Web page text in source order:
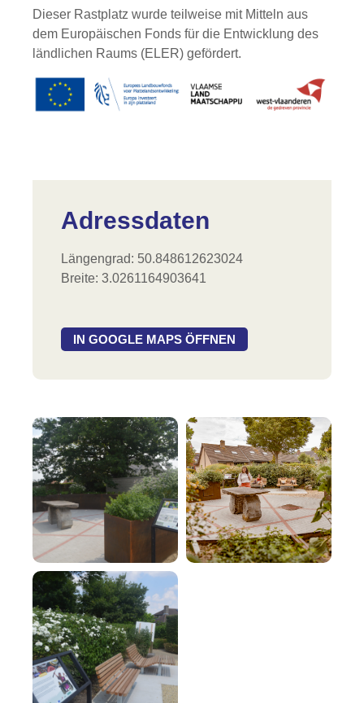
Dieser Rastplatz wurde teilweise mit Mitteln aus
dem Europäischen Fonds für die Entwicklung des
ländlichen Raums (ELER) gefördert.
Adressdaten
Längengrad: 50.848612623024
Breite: 3.0261164903641
IN GOOGLE MAPS ÖFFNEN